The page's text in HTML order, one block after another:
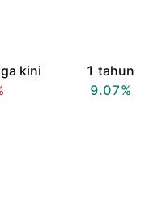
kini
1 tahun
9.07%